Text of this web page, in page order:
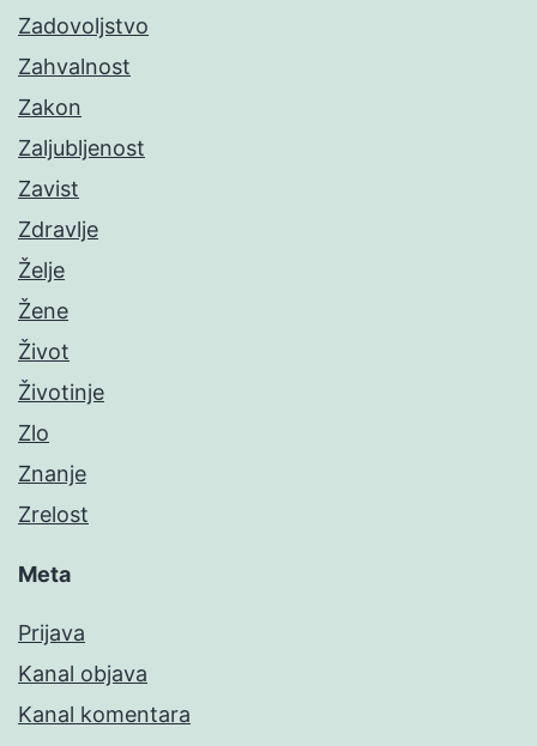
Zadovoljstvo
Zahvalnost
Zakon
Zaljubljenost
Zavist
Zdravlje
Želje
Žene
Život
Životinje
Zlo
Znanje
Zrelost
Meta
Prijava
Kanal objava
Kanal komentara